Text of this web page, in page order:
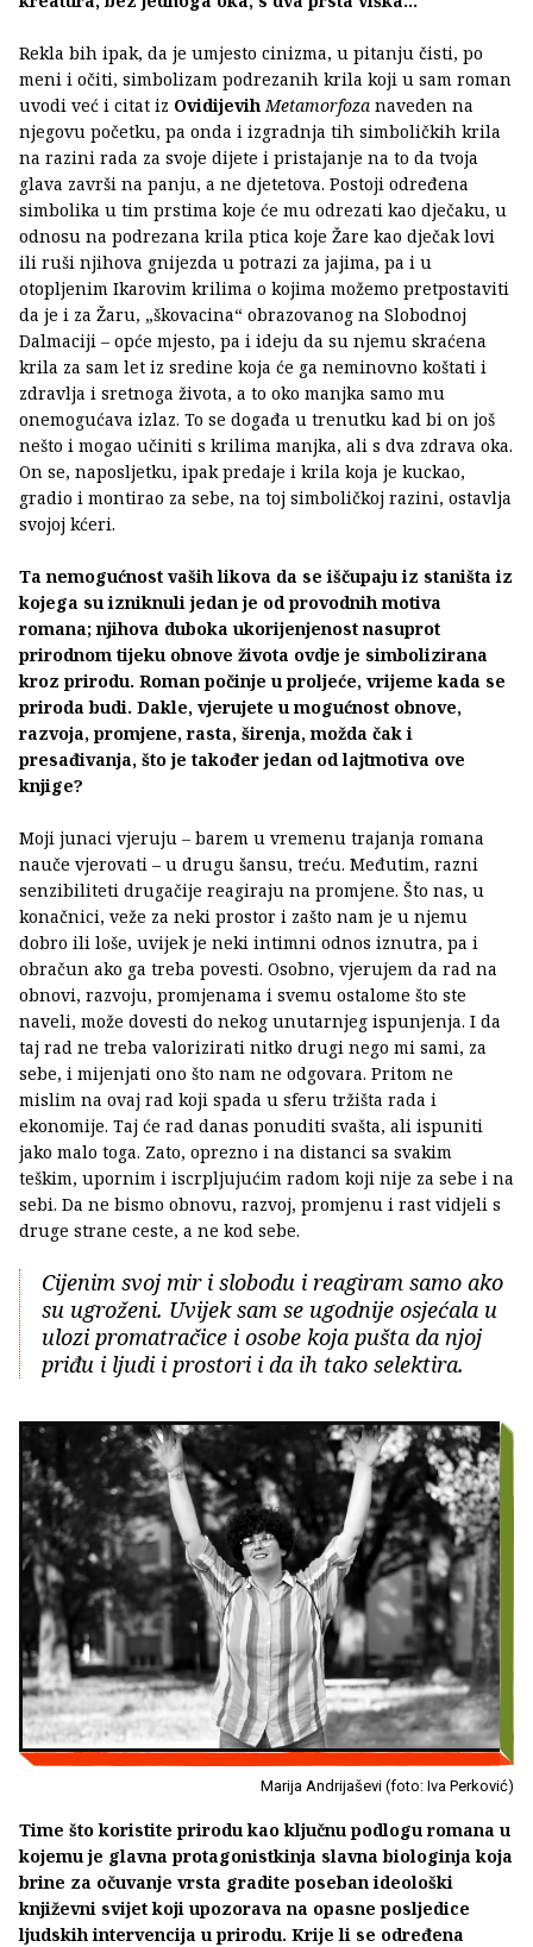
Rekla bih ipak, da je umjesto cinizma, u pitanju čisti, po
meni i očiti, simbolizam podrezanih krila koji u sam roman
uvodi već i citat iz OvidijevihMetamorfoza naveden na
njegovu početku, pa onda i izgradnja tih simboličkih krila
na razini rada za svoje dijete i pristajanje na to da tvoja
glava završi na panju, a ne djetetova. Postoji određena
simbolika u tim prstima koje će mu odrezati kao dječaku, u
odnosu na podrezana krila ptica koje Žare kao dječak lovi
ili ruši njihova gnijezda u potrazi za jajima, pa i u
otopljenim Ikarovim krilima o kojima možemo pretpostaviti
da je i za Žaru, „škovacina“ obrazovanog na Slobodnoj
Dalmaciji – opće mjesto, pa i ideju da su njemu skraćena
krila za sam let iz sredine koja će ga neminovno koštati i
zdravlja i sretnoga života, a to oko manjka samo mu
onemogućava izlaz. To se događa u trenutku kad bi on još
nešto i mogao učiniti s krilima manjka, ali s dva zdrava oka.
On se, naposljetku, ipak predaje i krila koja je kuckao,
gradio i montirao za sebe, na toj simboličkoj razini, ostavlja
svojoj kćeri.
Ta nemogućnost vaših likova da se iščupaju iz staništa iz
kojega su izniknuli jedan je od provodnih motiva
romana; njihova duboka ukorijenjenost nasuprot
prirodnom tijeku obnove života ovdje je simbolizirana
kroz prirodu. Roman počinje u proljeće, vrijeme kada se
priroda budi. Dakle, vjerujete u mogućnost obnove,
razvoja, promjene, rasta, širenja, možda čak i
presađivanja, što je također jedan od lajtmotiva ove
knjige?
Moji junaci vjeruju – barem u vremenu trajanja romana
nauče vjerovati – u drugu šansu, treću. Međutim, razni
senzibiliteti drugačije reagiraju na promjene. Što nas, u
konačnici, veže za neki prostor i zašto nam je u njemu
dobro ili loše, uvijek je neki intimni odnos iznutra, pa i
obračun ako ga treba povesti. Osobno, vjerujem da rad na
obnovi, razvoju, promjenama i svemu ostalome što ste
naveli, može dovesti do nekog unutarnjeg ispunjenja. I da
taj rad ne treba valorizirati nitko drugi nego mi sami, za
sebe, i mijenjati ono što nam ne odgovara. Pritom ne
mislim na ovaj rad koji spada u sferu tržišta rada i
ekonomije. Taj će rad danas ponuditi svašta, ali ispuniti
jako malo toga. Zato, oprezno i na distanci sa svakim
teškim, upornim i iscrpljujućim radom koji nije za sebe i na
sebi. Da ne bismo obnovu, razvoj, promjenu i rast vidjeli s
druge strane ceste, a ne kod sebe.
Cijenim svoj mir i slobodu i reagiram samo ako
su ugroženi. Uvijek sam se ugodnije osjećala u
ulozi promatračice i osobe koja pušta da njoj
priđu i ljudi i prostori i da ih tako selektira.
Marija Andrijaševi (foto: Iva Perković)
Time što koristite prirodu kao ključnu podlogu romana u
kojemu je glavna protagonistkinja slavna biologinja koja
brine za očuvanje vrsta gradite poseban ideološki
književni svijet koji upozorava na opasne posljedice
ljudskih intervencija u prirodu. Krije li se određena